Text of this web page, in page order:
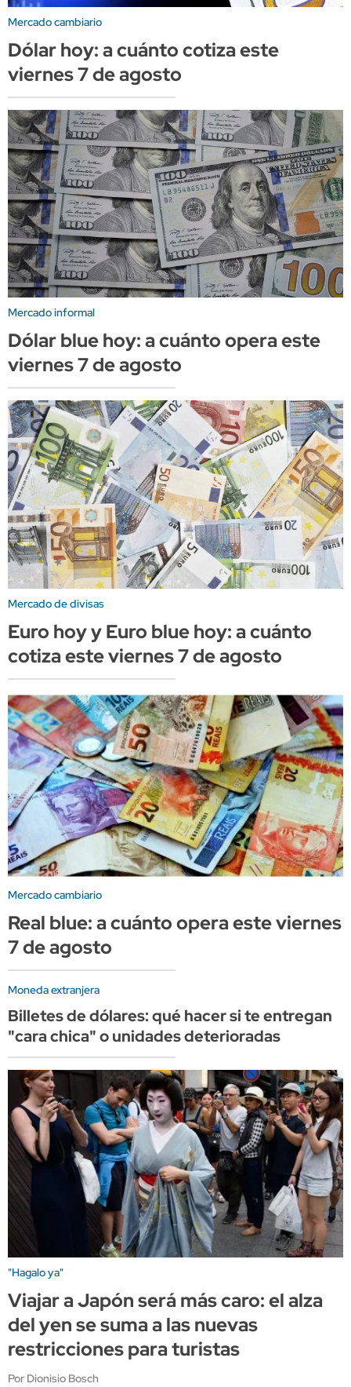
Mercado cambiario
Dólar hoy: a cuánto cotiza este
viernes 7 de agosto
Mercado informal
Dólar blue hoy: a cuánto opera este
viernes 7 de agosto
Mercado de divisas
Euro hoy y Euro blue hoy: a cuánto
cotiza este viernes 7 de agosto
Mercado cambiario
Real blue: a cuánto opera este viernes
7 de agosto
Moneda extranjera
Billetes de dólares: qué hacer si te entregan
"cara chica" o unidades deterioradas
"Hagalo ya"
Viajar a Japón será más caro: el alza
del yen se suma a las nuevas
restricciones para turistas
Por Dionisio Bosch